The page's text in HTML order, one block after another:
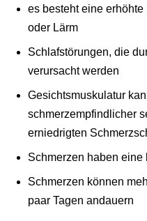
es besteht eine
oder Lärm
Schlafstörungen, die
verursacht werden
Gesichtsmuskulatur
schmerzempfindlicher
erniedrigten
Schmerzen haben eine
Schmerzen können
paar Tagen andauern